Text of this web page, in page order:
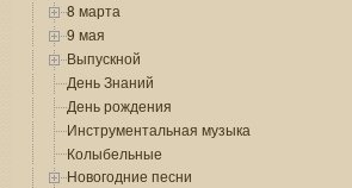
8 марта
9 мая
Выпускной
День Знаний
День рождения
Инструментальная музыка
Колыбельные
Новогодние песни